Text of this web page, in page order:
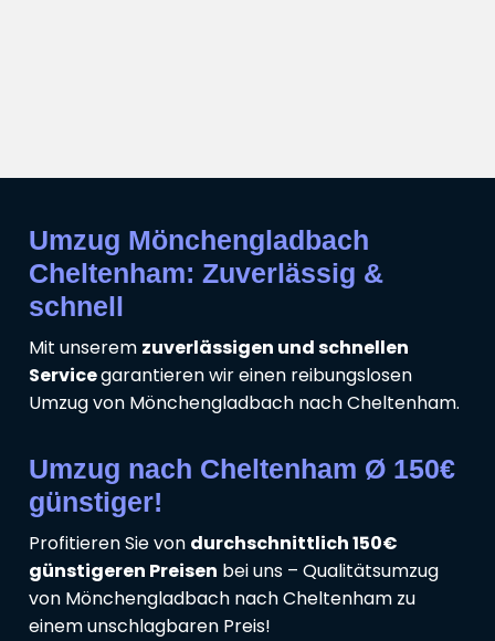
Umzug Mönchengladbach
Cheltenham: Zuverlässig &
schnell
Mit unserem zuverlässigen und schnellen
Servicegarantieren wir einen reibungslosen
Umzug von Mönchengladbach nach Cheltenham.
Umzug nach Cheltenham Ø 150€
günstiger!
Profitieren Sie von durchschnittlich 150€
günstigeren Preisen bei uns – Qualitätsumzug
von Mönchengladbach nach Cheltenham zu
einem unschlagbaren Preis!